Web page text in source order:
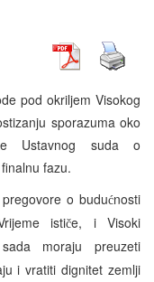
pod okriljem Visokog
sporazuma oko
Ustavnog suda o
fazu.
o budućnosti
ističe, i Visoki
moraju preuzeti
i vratiti dignitet zemlji